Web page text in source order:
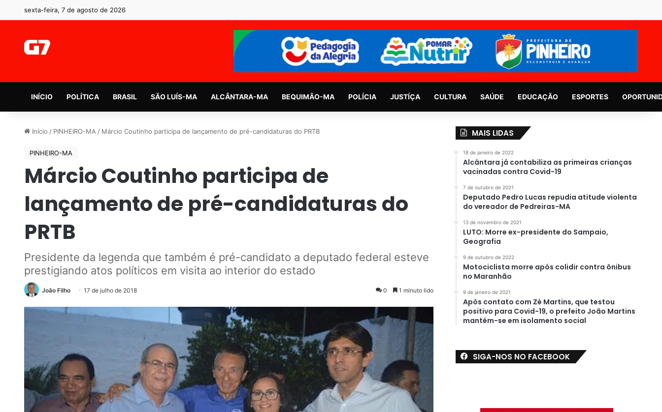
sexta-feira, 7 de agosto de 2026
INÍCIO POLÍTICA BRASIL SÃO LUÍS-MA ALCÂNTARA-MA BEQUIMÃO-MA POLÍCIA JUSTÍÇA CULTURA SAÚDE EDUCAÇÃO ESPORTES
Início / PINHEIRO-MA / Márcio Coutinho participa de lançamento de pré-candidaturas do PRTB
PINHEIRO-MA
Márcio Coutinho participa de
lançamento de pré-candidaturas do
PRTB
Presidente da legenda que também é pré-candidato a deputado federal esteve
prestigiando atos políticos em visita ao interior do estado
João Filho 17 de julho de 2018 0 1 minuto lido
MAIS LIDAS
18 de janeiro de 2022
Alcântara já contabiliza as primeiras crianças
vacinadas contra Covid-19
7 de outubro de 2021
Deputado Pedro Lucas repudia atitude violenta
do vereador de Pedreiras-MA
13 de novembro de 2021
LUTO: Morre ex-presidente do Sampaio,
Geografia
9 de outubro de 2022
Motociclista morre após colidir contra ônibus
no Maranhão
9 de janeiro de 2021
Após contato com Zé Martins, que testou
positivo para Covid-19, o prefeito João Martins
mantém-se em isolamento social
SIGA-NOS NO FACEBOOK